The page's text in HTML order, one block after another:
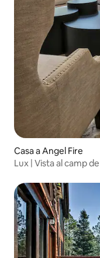
Casa a Angel Fire
Lux | Vista al camp